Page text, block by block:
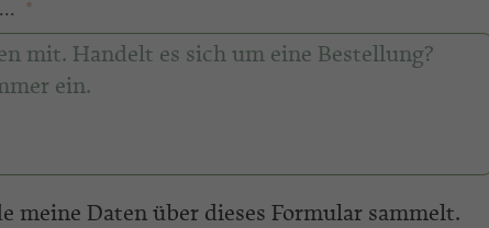
meine Daten über dieses Formular sammelt.